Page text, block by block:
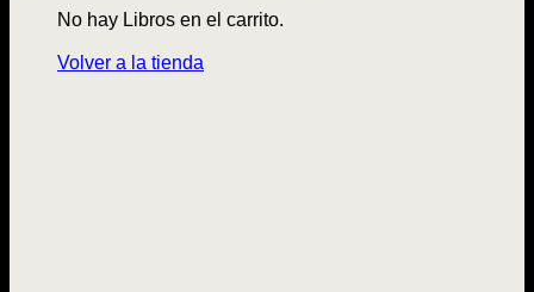
No hay Libros en el carrito.
Volver a la tienda